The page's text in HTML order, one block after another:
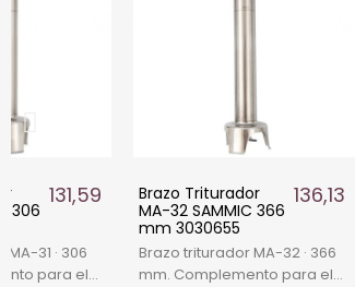
306
131,59 €
31 · 306
para el
Brazo Triturador
MA-32 SAMMIC 366
mm 3030655
136,13 €
Brazo triturador MA-32 · 366
mm. Complemento para el